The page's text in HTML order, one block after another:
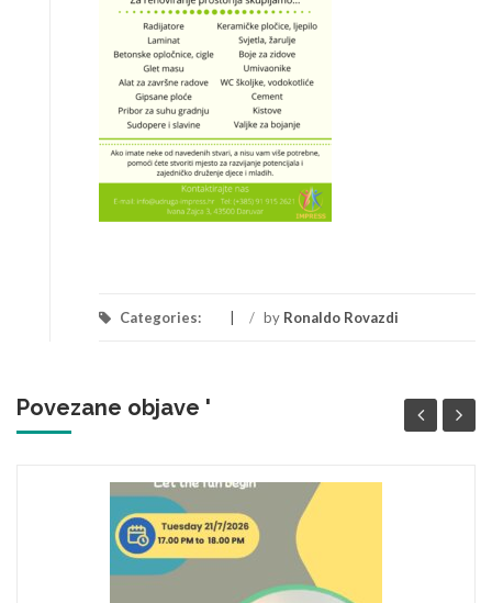
Categories: / by Ronaldo Rovazdi
Povezane objave '